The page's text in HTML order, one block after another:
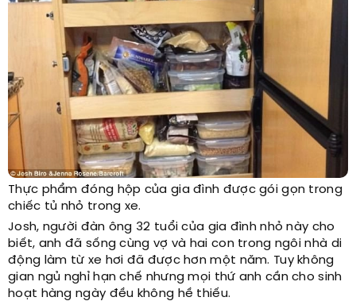
Thực phẩm đóng hộp của gia đình được gói gọn trong
chiếc tủ nhỏ trong xe.
Josh, người đàn ông 32 tuổi của gia đình nhỏ này cho
biết, anh đã sống cùng vợ và hai con trong ngôi nhà di
động làm từ xe hơi đã được hơn một năm. Tuy không
gian ngủ nghỉ hạn chế nhưng mọi thứ anh cần cho sinh
hoạt hàng ngày đều không hề thiếu.